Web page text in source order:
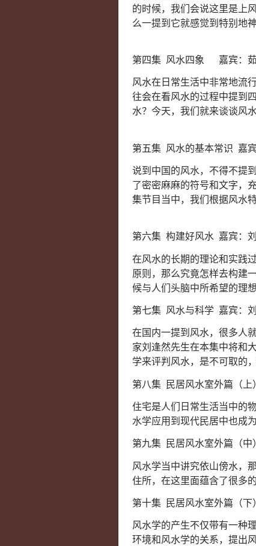
的时候，我们会说这里是上
么一提到它就感觉到特别地
第四集 风水四象 嘉宾：
风水在日常生活中非常地流
往会在看风水的过程中提到
水？今天，我们就来谈谈风
第五集 风水的基本常识 嘉
说到中国的风水，不得不提
了密密麻麻的符号和文字，
集节目当中，我们根据风水
第六集 构建好风水 嘉宾：
在风水的长期的理论和实践
原则，那么究竟怎样去构建
候与人们头脑中所希望的理
第七集 风水与科学 嘉宾：
在国内一提到风水，很多人
家刘逢然先生在本集中将和
学来评判风水，是不可取的
第八集 民居风水室外篇（上
住宅是人们日常生活当中的
水学应用到现代民居中也成
第九集 民居风水室外篇（中
风水学当中讲究依山傍水，
住所，在这里面蕴含了很多
第十集 民居风水室外篇（下
风水学的产生不仅带有一种
环境和风水学的关系，提出